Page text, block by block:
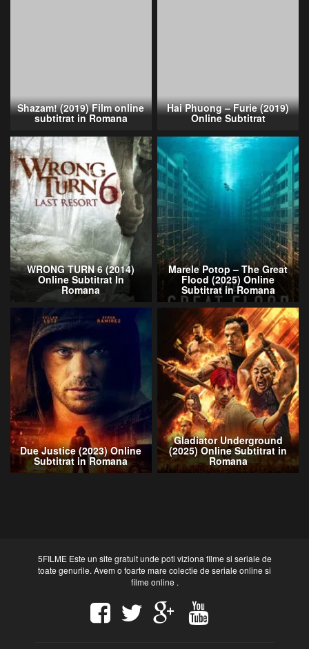
Shazam! (2019) Film online
subtitrat in Romana
Hai Phuong – Furie (2019)
Online Subtitrat
WRONG TURN 6 (2014)
Online Subtitrat In
Romana
Marele Potop – The Great
Flood (2025) Online
Subtitrat in Romana
Due Justice (2023) Online
Subtitrat in Romana
Gladiator Underground
(2025) Online Subtitrat in
Romana
5FILME Este un site gratuit unde poti viziona filme si seriale de
toate genurile. Avem o foarte mare colectie de seriale online si
filme online .